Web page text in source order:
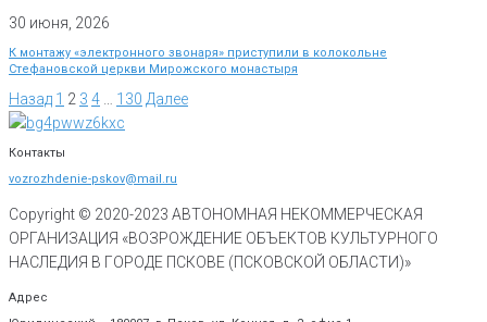
30 июня, 2026
К монтажу «электронного звонаря» приступили в колокольне
Стефановской церкви Мирожского монастыря
Назад 1 2 3 4 130 Далее
Контакты
vozrozhdenie-pskov@mail.ru
Copyright © 2020-2023 АВТОНОМНАЯ НЕКОММЕРЧЕСКАЯ
ОРГАНИЗАЦИЯ «ВОЗРОЖДЕНИЕ ОБЪЕКТОВ КУЛЬТУРНОГО
НАСЛЕДИЯ В ГОРОДЕ ПСКОВЕ (ПСКОВСКОЙ ОБЛАСТИ)»
Адрес